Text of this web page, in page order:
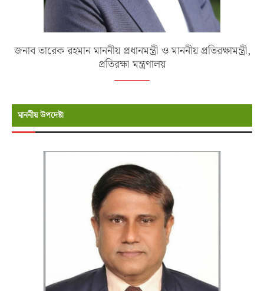
জনাব তারেক রহমান মাননীয় প্রধানমন্ত্রী ও মাননীয় প্রতিরক্ষামন্ত্রী,
প্রতিরক্ষা মন্ত্রণালয়
মাননীয় উপদেষ্টা